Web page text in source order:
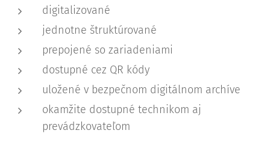
digitalizované
jednotne štruktúrované
prepojené so zariadeniami
dostupné cez QR kódy
uložené v bezpečnom digitálnom archíve
okamžite dostupné technikom aj
prevádzkovateľom